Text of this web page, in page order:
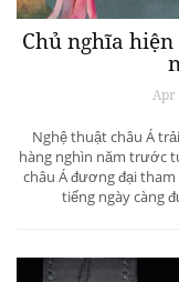
Chủ nghĩa
Apr
Nghệ thuật châu Á
hàng nghìn năm trước
châu Á đương đại
tiếng ngày càng